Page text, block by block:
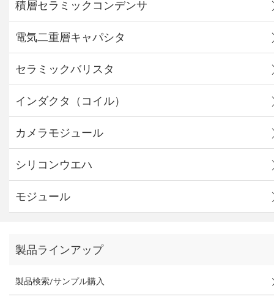
積層セラミックコンデンサ
電気二重層キャパシタ
セラミックバリスタ
インダクタ（コイル）
カメラモジュール
シリコンウエハ
モジュール
製品ラインアップ
製品検索/サンプル購入